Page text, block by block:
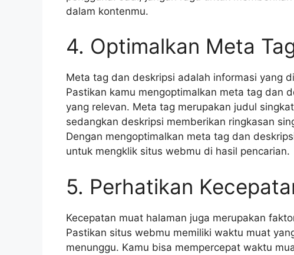
dalam kontenmu.
4. Optimalkan Meta
Meta tag dan deskripsi adalah informasi yang
Pastikan kamu mengoptimalkan meta tag dan
yang relevan. Meta tag merupakan judul
sedangkan deskripsi memberikan ringkasan
Dengan mengoptimalkan meta tag dan
untuk mengklik situs webmu di hasil pencarian.
5. Perhatikan
Kecepatan muat halaman juga merupakan
Pastikan situs webmu memiliki waktu muat
menunggu. Kamu bisa mempercepat waktu